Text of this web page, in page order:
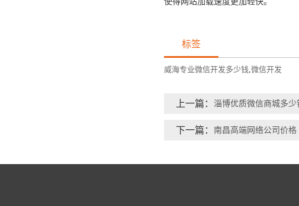
标签
威海专业微信开发多少钱,微信开发
上一篇： 淄博优质微信商城多少
下一篇： 南昌高端网络公司价格